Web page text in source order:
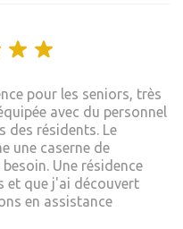
pour les seniors, très
avec du personnel
des résidents. Le
une caserne de
Une résidence
et que j'ai découvert
en assistance